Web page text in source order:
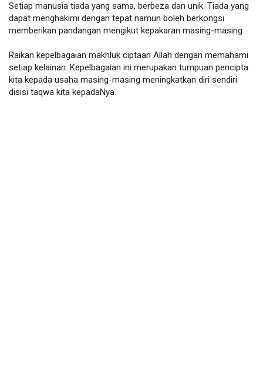
Setiap manusia tiada yang sama, berbeza dan unik. Tiada yang
dapat menghakimi dengan tepat namun boleh berkongsi
memberikan pandangan mengikut kepakaran masing-masing.
Raikan kepelbagaian makhluk ciptaan Allah dengan memahami
setiap kelainan. Kepelbagaian ini merupakan tumpuan pencipta
kita kepada usaha masing-masing meningkatkan diri sendiri